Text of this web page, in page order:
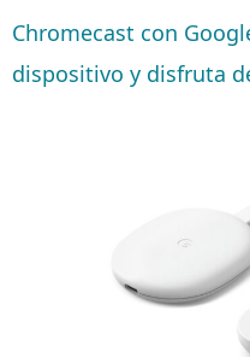
Chromecast con
dispositivo y disfruta